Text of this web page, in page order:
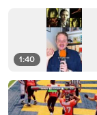
1:40